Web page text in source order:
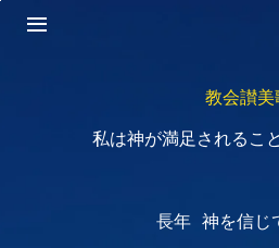
教会讃美
私は神が満足されるこ
長年 神を信じ